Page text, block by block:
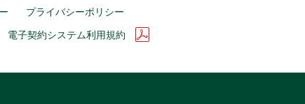
プライバシーポリシー
電子契約システム利用規約